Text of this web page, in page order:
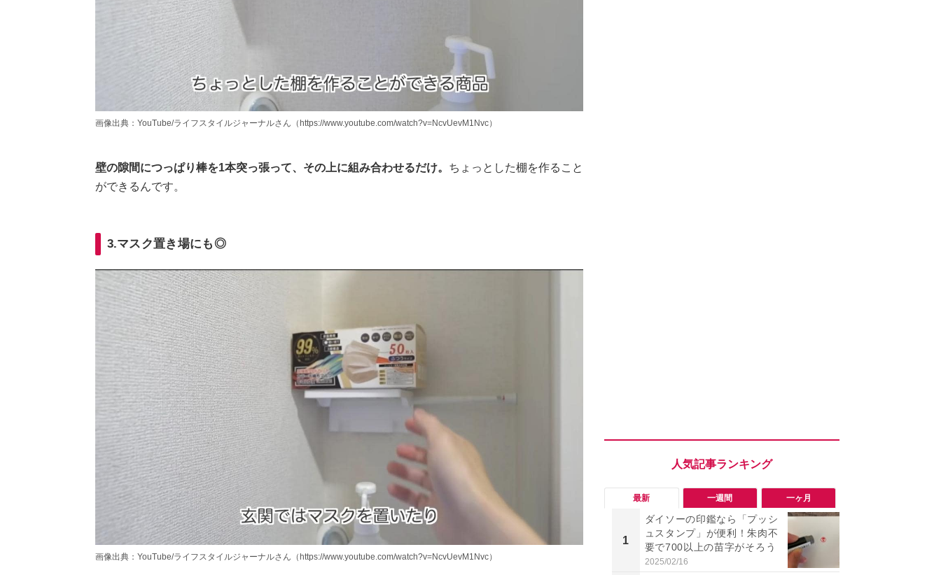
画像出典：YouTube/ライフスタイルジャーナルさん（https://www.youtube.com/watch?v=NcvUevM1Nvc）
壁の隙間につっぱり棒を1本突っ張って、その上に組み合わせるだけ。 ちょっとした棚を作ること
ができるんです。
3.マスク置き場にも◎
画像出典：YouTube/ライフスタイルジャーナルさん（https://www.youtube.com/watch?v=NcvUevM1Nvc）
最新 一週間 一ヶ月
1
ダイソーの印鑑なら「プッシ
ュスタンプ」が便利！朱肉不
要で700以上の苗字がそろう
2025/02/16